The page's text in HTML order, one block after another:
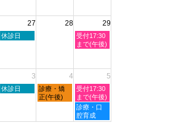
月
2026
月
月
2026
27 28 29
木
月
2026
休診日
土
曜
月
2026
受付17:30
まで(午後)
3 4 5
木
月
休診日
金
曜
月
診療・矯
正(午後)
土
曜
日,
9
月
受付17:30
まで(午後)
土
曜
日,
診療・口
腔育成